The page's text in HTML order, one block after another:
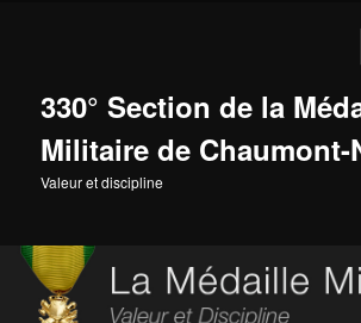
330° Section de la
Militaire de Chaumont-
Valeur et discipline